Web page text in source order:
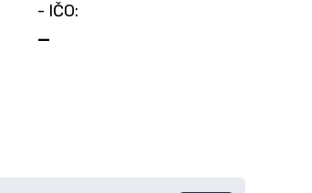
- IČO:
—